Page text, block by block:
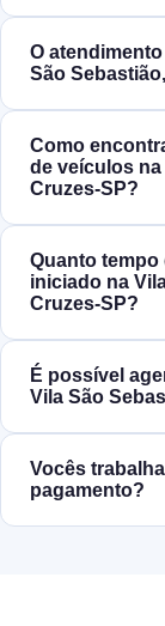
O
São
Como
de veículos na
Cruzes‑SP?
Quanto tempo
iniciado na
Cruzes‑SP?
É possível
Vila São
Vocês
pagamento?